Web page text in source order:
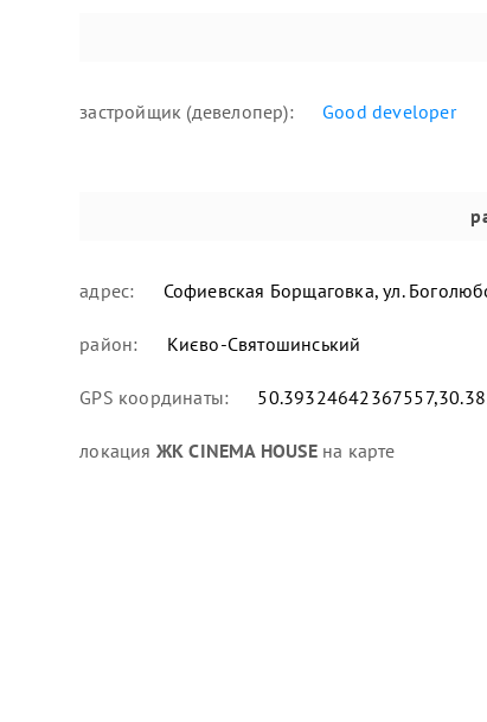
застройщик (девелопер): Good developer
адрес: Софиевская Борщаговка, ул.
район: Києво-Святошинський
GPS координаты:
локация ЖК CINEMA HOUSEна карте